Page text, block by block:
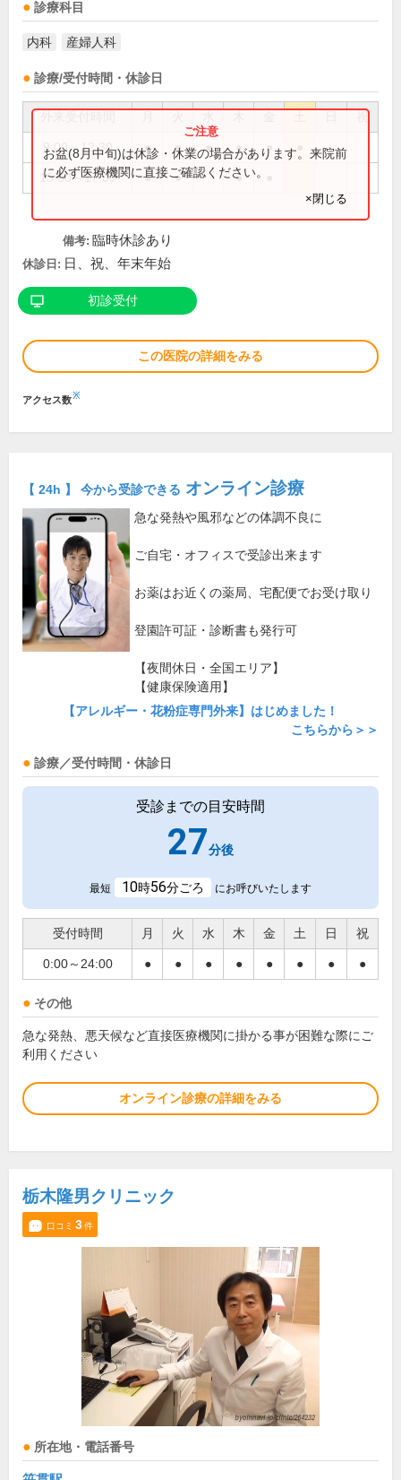
診療科目
内科 産婦人科
診療/受付時間・休診日
祝
9:00～12:30 ● ● ● ● ●
15:00～17:00 ● ● ●
お盆(8月中旬)は休診・休業の場合があります。来院前
に必ず医療機関に直接ご確認ください。
×閉じる
備考: 臨時休診あり
休診日: 日、祝、年末年始
初診受付
この医院の詳細をみる
アクセス数※
【 24h 】 今から受診できる オンライン診療
急な発熱や風邪などの体調不良に
ご自宅・オフィスで受診出来ます
お薬はお近くの薬局、宅配便でお受け取り
登園許可証・診断書も発行可
【夜間休日・全国エリア】
【健康保険適用】
【アレルギー・花粉症専門外来】はじめました！
こちらから＞＞
診療／受付時間・休診日
受診までの目安時間
27分後
最短 10時56分ごろ にお呼びいたします
受付時間 月 火 水 木 金 土 日 祝
0:00～24:00 ● ● ● ● ● ● ● ●
その他
急な発熱、悪天候など直接医療機関に掛かる事が困難な際にご
利用ください
オンライン診療の詳細をみる
栃木隆男クリニック
口コミ 3件
所在地・電話番号